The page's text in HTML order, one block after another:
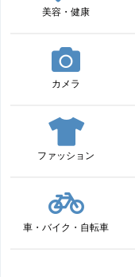
美容・健康
カメラ
ファッション
車・バイク・自転車